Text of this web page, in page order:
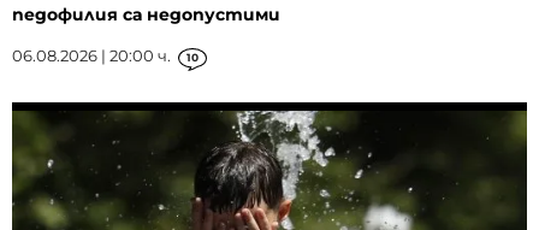
педофилия са недопустими
06.08.2026 | 20:00 ч. 10